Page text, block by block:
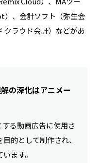
、会計ソフト（弥生会
ラウド会計）などがあ
の深化はアニメー
る動画広告に使用さ
的として制作され、
ます。